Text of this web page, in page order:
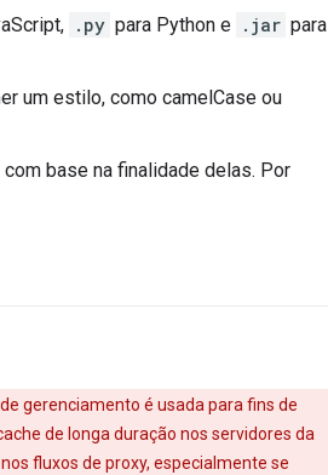
.py para Python e .jar para
um estilo, como camelCase ou
base na finalidade delas. Por
gerenciamento é usada para fins de
de longa duração nos servidores da
fluxos de proxy, especialmente se